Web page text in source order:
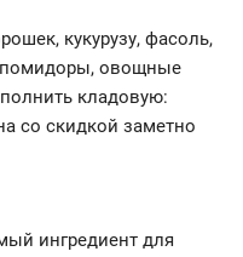
кукурузу, фасоль,
овощные
кладовую:
со скидкой заметно
ингредиент для